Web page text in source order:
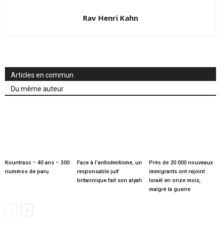
Rav Henri Kahn
Articles en commun
Du même auteur
Kountrass – 40 ans – 300
numéros de paru
Face à l’antisémitisme, un
responsable juif
britannique fait son alyah
Près de 20 000 nouveaux
immigrants ont rejoint
Israël en onze mois,
malgré la guerre